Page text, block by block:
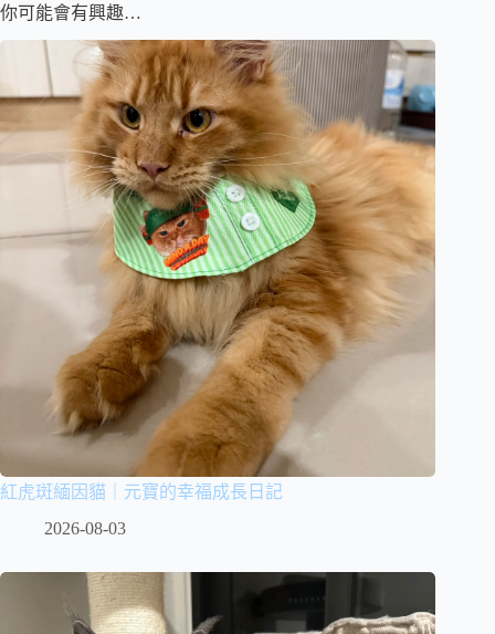
你可能會有興趣…
紅虎斑緬因貓｜元寶的幸福成長日記
2026-08-03